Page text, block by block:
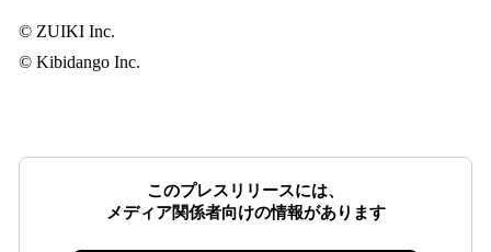
© ZUIKI Inc.
© Kibidango Inc.
このプレスリリースには、
メディア関係者向けの情報があります